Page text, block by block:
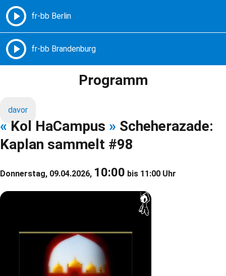
Freie Radios – Berlin Brandenburg
Programm
davor
« Kol HaCampus » Scheherazade:
Kaplan sammelt #98
Donnerstag, 09.04.2026, 10:00 bis 11:00 Uhr